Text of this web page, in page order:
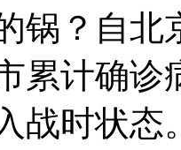
锅？自
累计确诊
战时状